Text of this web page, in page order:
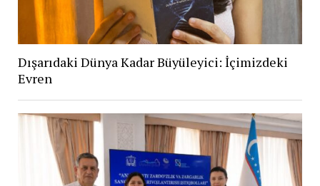
Dışarıdaki Dünya Kadar Büyüleyici: İçimizdeki
Evren